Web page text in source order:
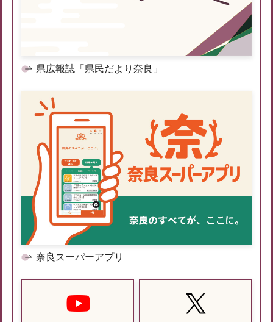
県広報誌「県民だより奈良」
奈良スーパーアプリ